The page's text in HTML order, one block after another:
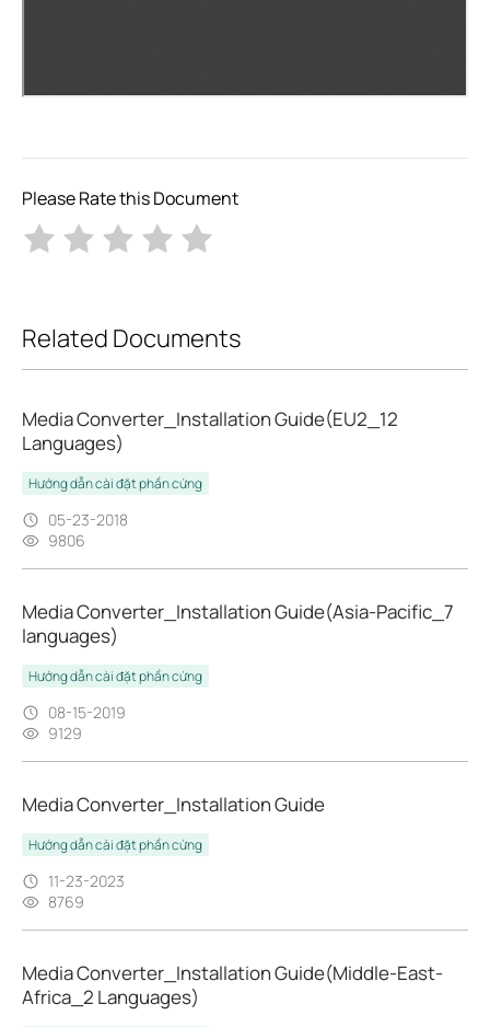
Please Rate this Document
Related Documents
Media Converter_Installation Guide(EU2_12
Languages)
Hướng dẫn cài đặt phần cứng
05-23-2018
9806
Media Converter_Installation Guide(Asia-Pacific_7
languages)
Hướng dẫn cài đặt phần cứng
08-15-2019
9129
Media Converter_Installation Guide
Hướng dẫn cài đặt phần cứng
11-23-2023
8769
Media Converter_Installation Guide(Middle-East-
Africa_2 Languages)